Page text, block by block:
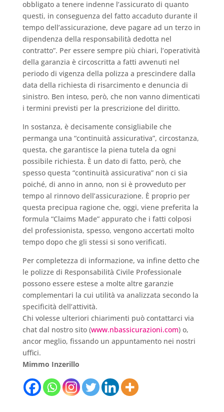
obbligato a tenere indenne l’assicurato di quanto
questi, in conseguenza del fatto accaduto durante il
tempo dell’assicurazione, deve pagare ad un terzo in
dipendenza della responsabilità dedotta nel
contratto”. Per essere sempre più chiari, l’operatività
della garanzia è circoscritta a fatti avvenuti nel
periodo di vigenza della polizza a prescindere dalla
data della richiesta di risarcimento e denuncia di
sinistro. Ben inteso, però, che non vanno dimenticati
i termini previsti per la prescrizione del diritto.
In sostanza, è decisamente consigliabile che
permanga una “continuità assicurativa”, circostanza,
questa, che garantisce la piena tutela da ogni
possibile richiesta. È un dato di fatto, però, che
spesso questa “continuità assicurativa” non ci sia
poiché, di anno in anno, non si è provveduto per
tempo al rinnovo dell’assicurazione. È proprio per
questa precipua ragione che, oggi, viene preferita la
formula “Claims Made” appurato che i fatti colposi
del professionista, spesso, vengono accertati molto
tempo dopo che gli stessi si sono verificati.
Per completezza di informazione, va infine detto che
le polizze di Responsabilità Civile Professionale
possono essere estese a molte altre garanzie
complementari la cui utilità va analizzata secondo la
specificità dell’attività.
Chi volesse ulteriori chiarimenti può contattarci via
chat dal nostro sito (www.nbassicurazioni.com) o,
ancor meglio, fissando un appuntamento nei nostri
uffici.
Mimmo Inzerillo